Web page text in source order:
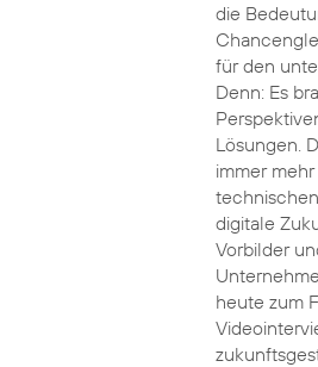
die
für den
Denn: Es
Lösungen.
immer
digitale
Vorbilder
heute zum